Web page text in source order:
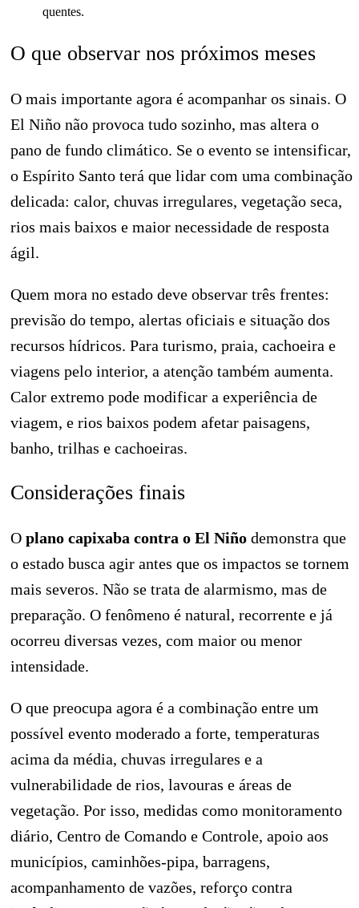
quentes.
O que observar nos próximos meses
O mais importante agora é acompanhar os sinais. O
El Niño não provoca tudo sozinho, mas altera o
pano de fundo climático. Se o evento se intensificar,
o Espírito Santo terá que lidar com uma combinação
delicada: calor, chuvas irregulares, vegetação seca,
rios mais baixos e maior necessidade de resposta
ágil.
Quem mora no estado deve observar três frentes:
previsão do tempo, alertas oficiais e situação dos
recursos hídricos. Para turismo, praia, cachoeira e
viagens pelo interior, a atenção também aumenta.
Calor extremo pode modificar a experiência de
viagem, e rios baixos podem afetar paisagens,
banho, trilhas e cachoeiras.
Considerações finais
O plano capixaba contra o El Niño demonstra que
o estado busca agir antes que os impactos se tornem
mais severos. Não se trata de alarmismo, mas de
preparação. O fenômeno é natural, recorrente e já
ocorreu diversas vezes, com maior ou menor
intensidade.
O que preocupa agora é a combinação entre um
possível evento moderado a forte, temperaturas
acima da média, chuvas irregulares e a
vulnerabilidade de rios, lavouras e áreas de
vegetação. Por isso, medidas como monitoramento
diário, Centro de Comando e Controle, apoio aos
municípios, caminhões-pipa, barragens,
acompanhamento de vazões, reforço contra